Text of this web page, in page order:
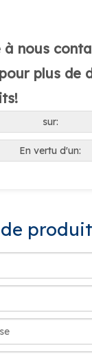
à nous
plus de
sur:
En vertu d'un:
produit